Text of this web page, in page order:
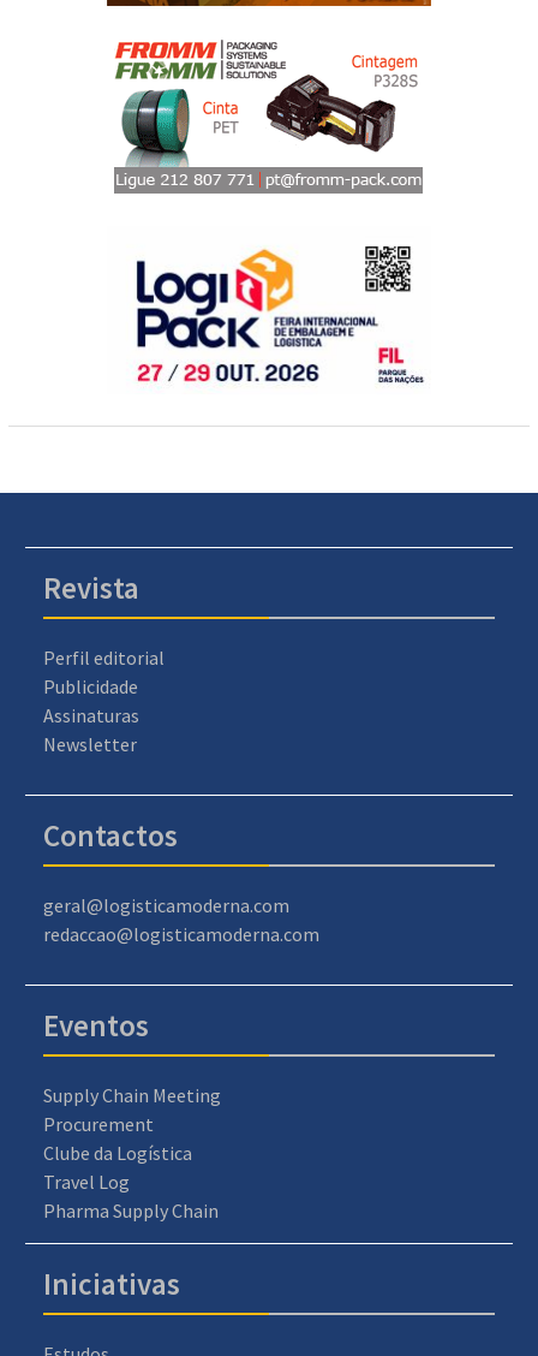
Revista
Perfil editorial
Publicidade
Assinaturas
Newsletter
Contactos
geral@logisticamoderna.com
redaccao@logisticamoderna.com
Eventos
Supply Chain Meeting
Procurement
Clube da Logística
Travel Log
Pharma Supply Chain
Iniciativas